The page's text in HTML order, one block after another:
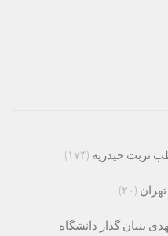
تربت حیدریه (۱۷۴)
(۲۰)
بنیان گذار دانشگاه